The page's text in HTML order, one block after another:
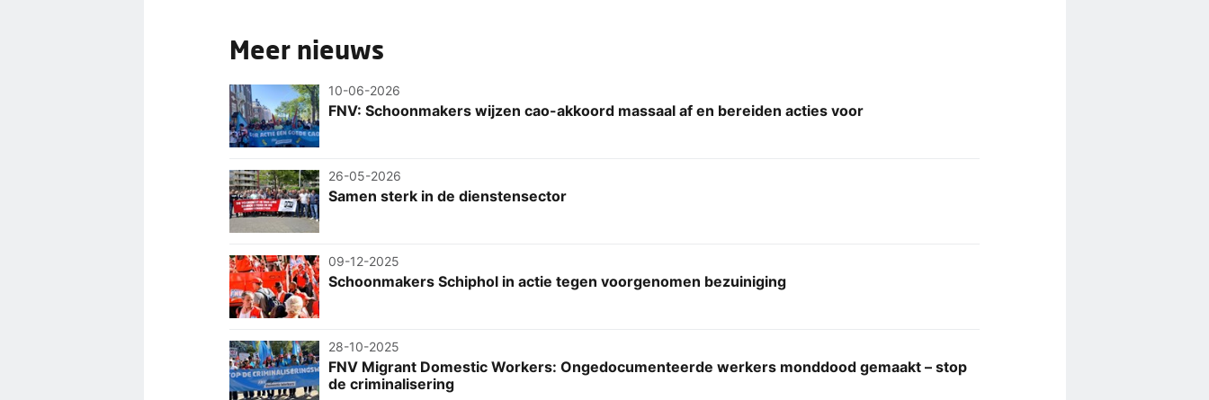
Meer nieuws
10-06-2026
FNV: Schoonmakers wijzen cao-akkoord massaal af en bereiden acties voor
26-05-2026
Samen sterk in de dienstensector
09-12-2025
Schoonmakers Schiphol in actie tegen voorgenomen bezuiniging
28-10-2025
FNV Migrant Domestic Workers: Ongedocumenteerde werkers monddood gemaakt – stop
de criminalisering